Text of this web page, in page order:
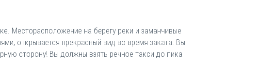
Месторасположение на берегу реки и заманчивые
открывается прекрасный вид во время заката. Вы
сторону! Вы должны взять речное такси до пика